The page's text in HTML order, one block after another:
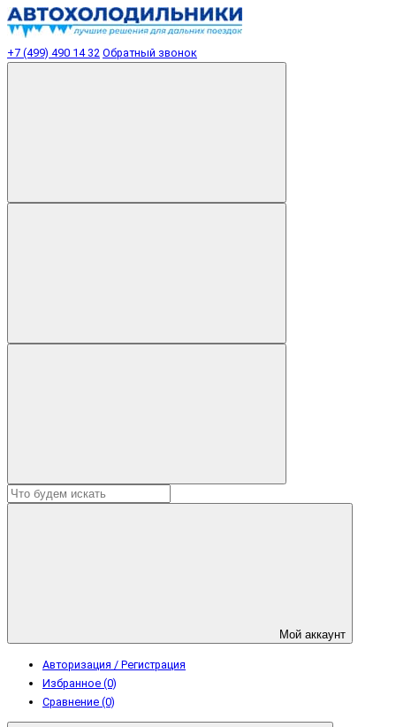
+7 (499) 490 14 32 Обратный звонок
Мой аккаунт
Авторизация / Регистрация
Избранное (0)
Сравнение (0)